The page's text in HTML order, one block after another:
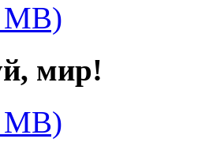
мир!